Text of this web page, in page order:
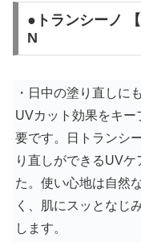
●トランシーノ
N
・日中の塗り直しに
UVカット効果をキー
要です。日トランシ
り直しができるUV
た。 使い心地は自然
く、肌にスッとなじ
します。